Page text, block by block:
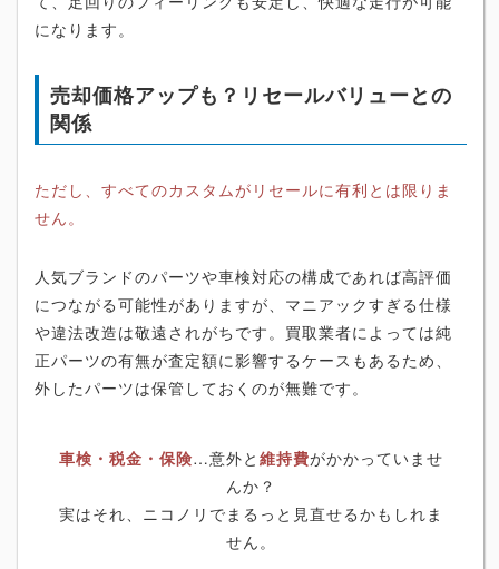
になります。
売却価格アップも？リセールバリューとの
関係
ただし、すべてのカスタムがリセールに有利とは限りま
せん。
人気ブランドのパーツや車検対応の構成であれば高評価
につながる可能性がありますが、マニアックすぎる仕様
や違法改造は敬遠されがちです。買取業者によっては純
正パーツの有無が査定額に影響するケースもあるため、
外したパーツは保管しておくのが無難です。
車検・税金・保険…意外と 維持費がかかっていませ
んか？
実はそれ、ニコノリでまるっと見直せるかもしれま
せん。